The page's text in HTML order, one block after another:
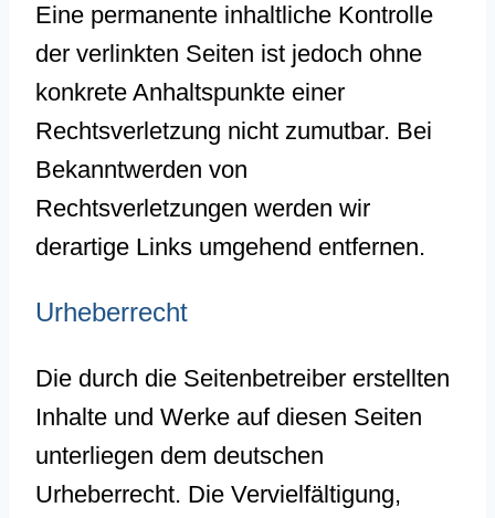
Eine permanente inhaltliche Kontrolle
der verlinkten Seiten ist jedoch ohne
konkrete Anhaltspunkte einer
Rechtsverletzung nicht zumutbar. Bei
Bekanntwerden von
Rechtsverletzungen werden wir
derartige Links umgehend entfernen.
Urheberrecht
Die durch die Seitenbetreiber erstellten
Inhalte und Werke auf diesen Seiten
unterliegen dem deutschen
Urheberrecht. Die Vervielfältigung,